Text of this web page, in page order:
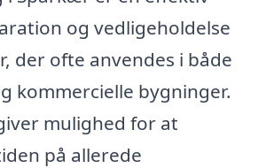
og vedligeholdelse
der ofte anvendes i både
kommercielle bygninger.
mulighed for at
på allerede